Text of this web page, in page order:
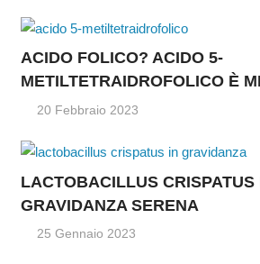
ACIDO FOLICO? ACIDO 5-
METILTETRAIDROFOLICO È
20 Febbraio 2023
LACTOBACILLUS CRISPATUS
GRAVIDANZA SERENA
25 Gennaio 2023